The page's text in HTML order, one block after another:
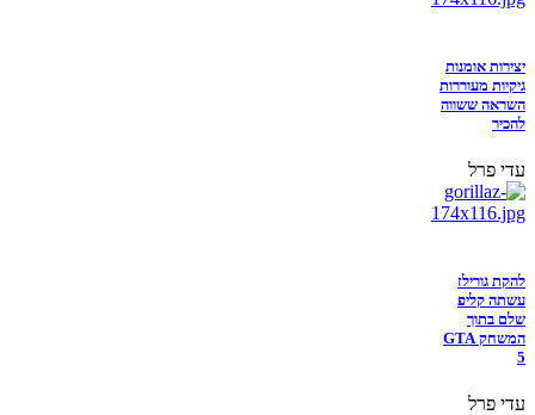
יצירות אומנות
גיקיות מעוררות
השראה ששווה
להכיר
עדי פרל
להקת גורילז
עשתה קליפ
שלם בתוך
המשחק GTA
5
עדי פרל